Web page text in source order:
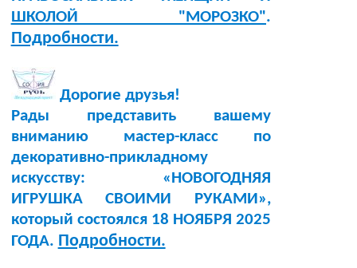
ШКОЛОЙ "МОРОЗКО".
Подробности.
Дорогие друзья!
Рады представить вашему
вниманию мастер-класс по
декоративно-прикладному
искусству: «НОВОГОДНЯЯ
ИГРУШКА СВОИМИ РУКАМИ»,
который состоялся 18 НОЯБРЯ 2025
ГОДА. Подробности.